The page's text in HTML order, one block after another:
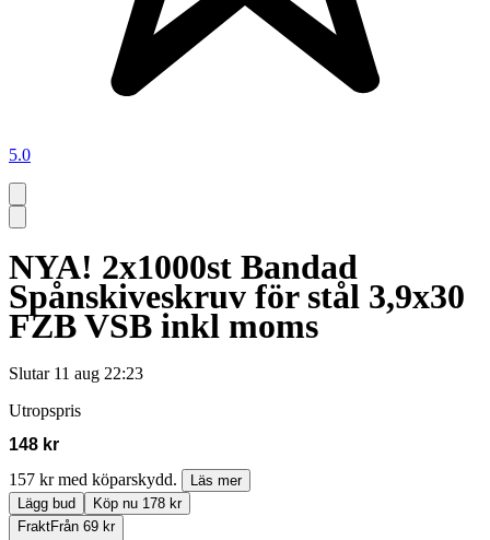
5.0
NYA! 2x1000st Bandad
Spånskiveskruv för stål 3,9x30
FZB VSB inkl moms
Slutar 11 aug 22:23
Utropspris
148 kr
157 kr med köparskydd.
Läs mer
Lägg bud
Köp nu 178 kr
FraktFrån 69 kr